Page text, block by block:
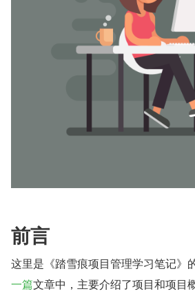
前言
这里是《踏雪痕项目管理学习笔记》
一篇文章中，主要介绍了项目和项目